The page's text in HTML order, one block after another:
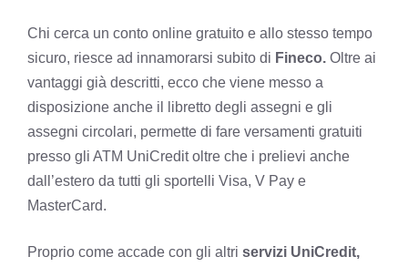
Chi cerca un conto online gratuito e allo stesso tempo
sicuro, riesce ad innamorarsi subito di Fineco. Oltre ai
vantaggi già descritti, ecco che viene messo a
disposizione anche il libretto degli assegni e gli
assegni circolari, permette di fare versamenti gratuiti
presso gli ATM UniCredit oltre che i prelievi anche
dall’estero da tutti gli sportelli Visa, V Pay e
MasterCard.
Proprio come accade con gli altri servizi UniCredit,